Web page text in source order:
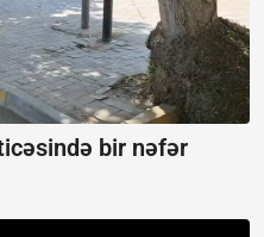
bir nəfər